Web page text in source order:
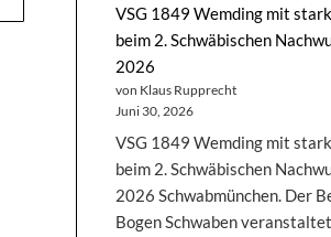
VSG 1849 Wemding mit
beim 2. Schwäbischen
2026
von Klaus Rupprecht
Juni 30, 2026
VSG 1849 Wemding mit
beim 2. Schwäbischen
2026 Schwabmünchen. Der
Bogen Schwaben